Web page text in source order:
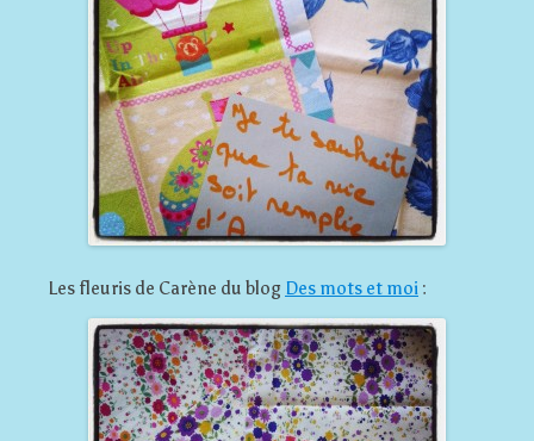
Les fleuris de Carène du blog Des mots et moi :